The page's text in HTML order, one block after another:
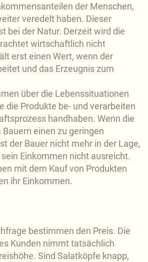
der Menschen,
veredelt haben. Dieser
bei der Natur. Derzeit wird die
wirtschaftlich nicht
erst einen Wert, wenn der
und das Erzeugnis zum
über die Lebenssituationen
die Produkte be- und verarbeiten
handhaben. Wenn die
einen zu geringen
der Bauer nicht mehr in der Lage,
Einkommen nicht ausreicht.
mit dem Kauf von Produkten
ihr Einkommen.
bestimmen den Preis. Die
Kunden nimmt tatsächlich
Sind Salatköpfe knapp,